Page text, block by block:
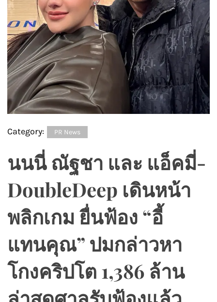
Category: PR News
นนนี่ ณัฐชา และ แอ็คมี่-
DoubleDeep เดินหน้า
พลิกเกม ยื่นฟ้อง “อี้
แทนคุณ” ปมกล่าวหา
โกงคริปโต 1,386 ล้าน